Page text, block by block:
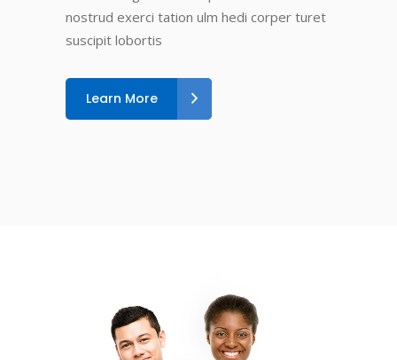
nostrud exerci tation ulm hedi corper turet
suscipit lobortis
Learn More